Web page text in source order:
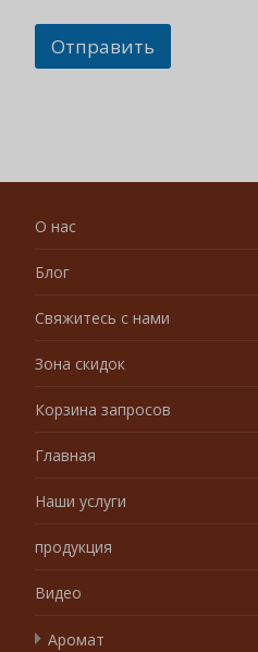
Отправить
О нас
Блог
Свяжитесь с нами
Зона скидок
Корзина запросов
Главная
Наши услуги
продукция
Видео
Аромат